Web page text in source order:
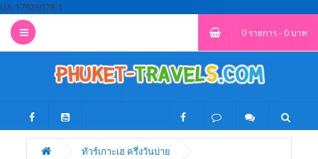
UA-17926078-1
0 รายการ - 0 บาท
ทัวร์เกาะเฮ ครึ่งวันบ่าย